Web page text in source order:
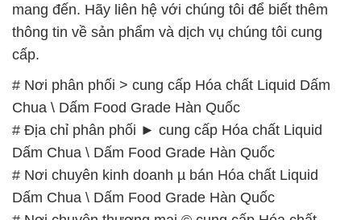
mang đến. Hãy liên hệ với chúng tôi để biết thêm
thông tin về sản phẩm và dịch vụ chúng tôi cung
cấp.
# Nơi phân phối > cung cấp Hóa chất Liquid Dấm
Chua \ Dấm Food Grade Hàn Quốc
# Địa chỉ phân phối ► cung cấp Hóa chất Liquid
Dấm Chua \ Dấm Food Grade Hàn Quốc
# Nơi chuyên kinh doanh µ bán Hóa chất Liquid
Dấm Chua \ Dấm Food Grade Hàn Quốc